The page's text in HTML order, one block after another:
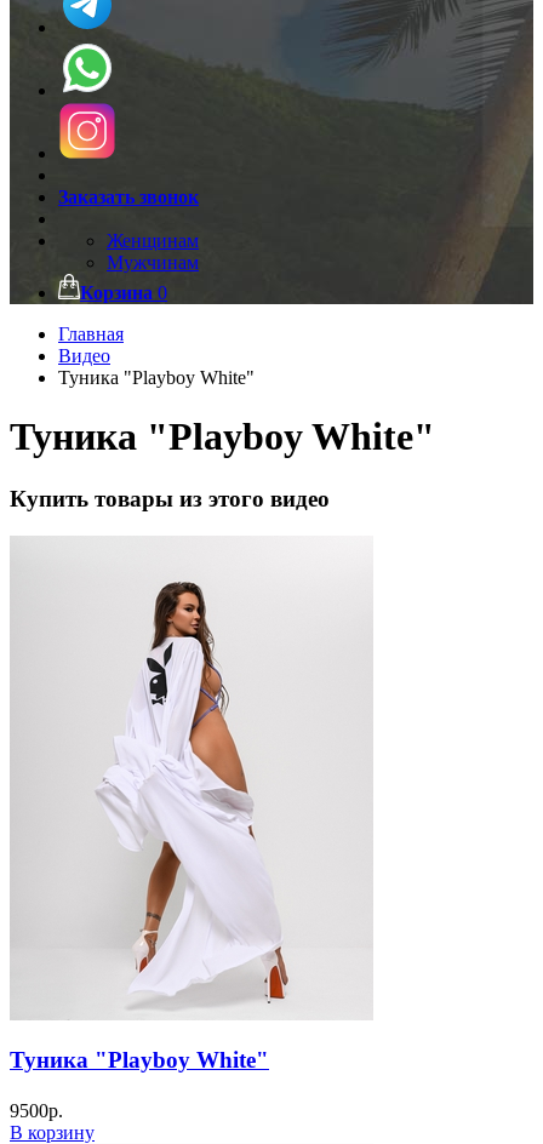
Заказать звонок
Женщинам
Мужчинам
Корзина 0
Главная
Видео
Туника "Playboy White"
Туника "Playboy White"
Купить товары из этого видео
Туника "Playboy White"
9500р.
В корзину